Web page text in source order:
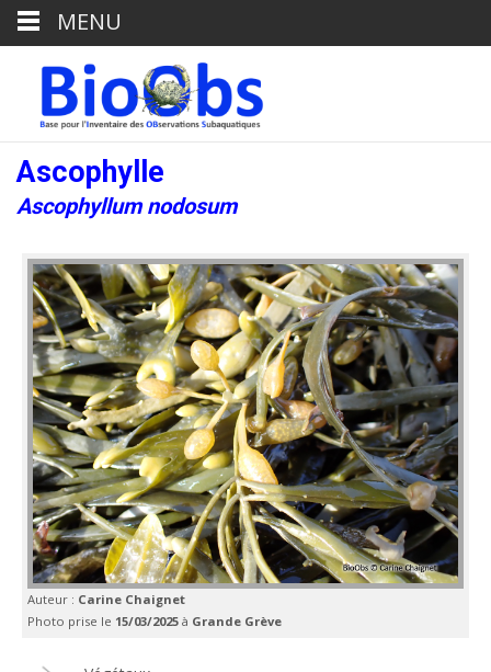
Ascophylle
Ascophyllum nodosum
Auteur : Carine Chaignet
Photo prise le 15/03/2025 à Grande Grève
MENU